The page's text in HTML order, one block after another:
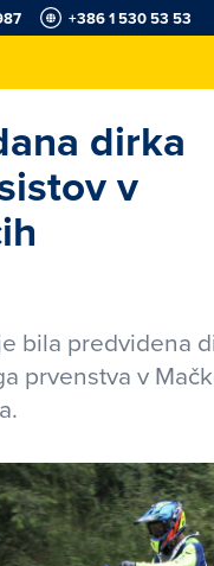
+386 1 530 53 53
dirka
v
bila predvidena
prvenstva v